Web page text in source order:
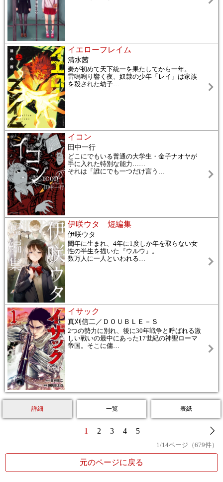
イエローフレイム
清水茜
秦が初めて天下統一を果たしてから一年。
雷鳴鳴り響く夜、奴隷の少年「レイ」は家族
を殺された幼子…
イコン
田中一行
どこにでもいる普通の大学生・金子ナオヤが
手に入れた特別な能力……
それは「誰にでも一つだけ言う …
伊咲ウタ 短編集
伊咲ウタ
閏年に生まれ、4年に1度しか年を取らない女
性の半生を描いた『ウルウ』。
数万人に一人といわれる…
イサック
真刈信二／ＤＯＵＢＬＥ－Ｓ
2つの勢力に別れ、後に30年戦争と呼ばれる激
しい戦いの最中にあった17世紀の神聖ローマ
帝国。そこに傭…
詳細 一覧 表紙
1 2 3 4 5
1/14ページ（679件）
元のページに戻る